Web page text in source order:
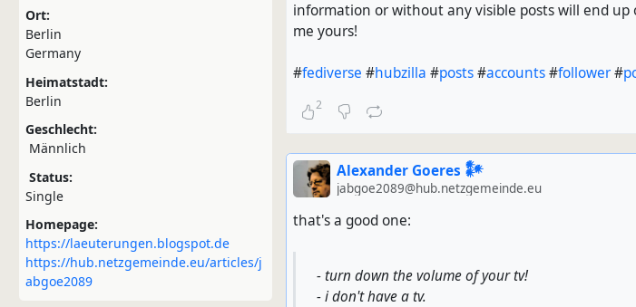
Ort:
Berlin
Germany
Heimatstadt:
Berlin
Geschlecht:
Männlich
Status:
Single
Homepage:
https://laeuterungen.blogspot.de
https://hub.netzgemeinde.eu/articles/j
abgoe2089
information or without any visible posts will end
me yours!
#fediverse #hubzilla #posts#accounts#follower#
2
Alexander Goeres 𒀯
jabgoe2089@hub.netzgemeinde.eu
that's a good one:
- turn down the volume of your tv!
- i don't have a tv.